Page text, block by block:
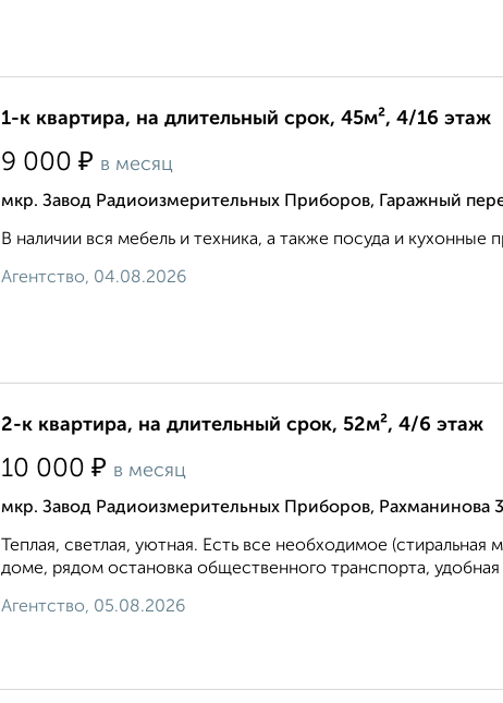
1-к квартира, на длительный срок, 45м², 4/16 этаж
9 000 ₽ в месяц
мкр. Завод Радиоизмерительных Приборов, Гаражный
В наличии вся мебель и техника, а также посуда и кухонные
Агентство, 04.08.2026
2-к квартира, на длительный срок, 52м², 4/6 этаж
10 000 ₽ в месяц
мкр. Завод Радиоизмерительных Приборов, Рахманинова
Теплая, светлая, уютная. Есть все необходимое
доме, рядом остановка общественного транспорта, удобная
Агентство, 05.08.2026